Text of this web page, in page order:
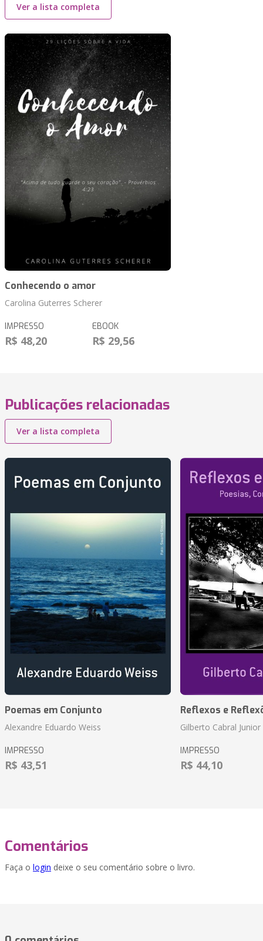
Ver a lista completa
Conhecendo o amor
Carolina Guterres Scherer
IMPRESSO
R$ 48,20
EBOOK
R$ 29,56
Publicações relacionadas
Ver a lista completa
Poemas em Conjunto
Alexandre Eduardo Weiss
IMPRESSO
R$ 43,51
Reflexos e
Gilberto Cabral Junior
IMPRESSO
R$ 44,10
Comentários
Faça o login deixe o seu comentário sobre o livro.